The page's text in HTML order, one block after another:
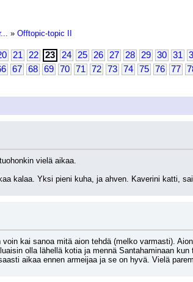
» Offtopic-topic II
21 22 23 24 25 26 27 28 29 30 31
67 68 69 70 71 72 73 74 75 76 77
vielä aikaa.
kalaa. Yksi pieni kuha, ja ahven. Kaverini katti,
kai sanoa mitä aion tehdä (melko varmasti).
olla lähellä kotia ja mennä Santahaminaan
aikaa ennen armeijaa ja se on hyvä. Vielä